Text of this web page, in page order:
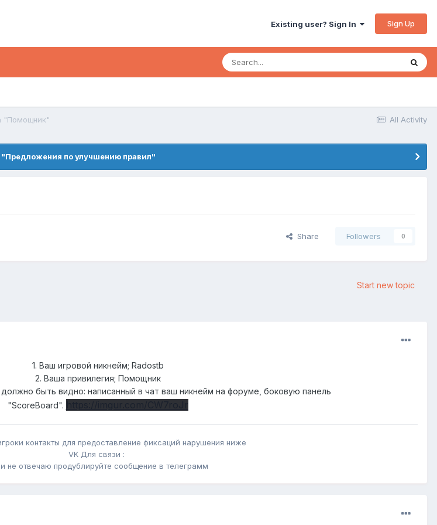
Existing user? Sign In Sign Up
All Activity
"Помощник"
по улучшению правил"
Share Followers 0
Start new topic
1. Ваш игровой никнейм; Radostb
2. Ваша привилегия; Помощник
быть видно: написанный в чат ваш никнейм на форуме, боковую панель
"ScoreBoard".
контакты для предоставление фиксаций нарушения ниже
VK Для связи :
не отвечаю продублируйте сообщение в телеграмм